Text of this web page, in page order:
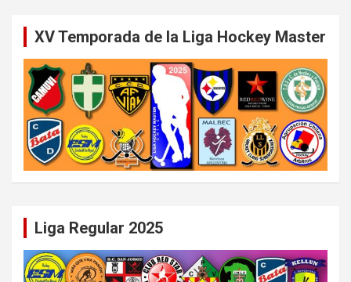
XV Temporada de la Liga Hockey Master
Liga Regular 2025